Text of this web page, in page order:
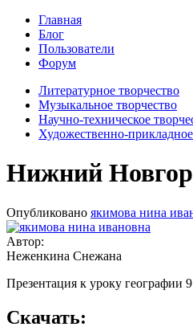
Главная
Блог
Пользователи
Форум
Литературное творчество
Музыкальное творчество
Научно-техническое
Художественно-
Нижний
Опубликовано якимова нина
Автор:
Неженкина Снежана
Презентация к уроку географии
Скачать: